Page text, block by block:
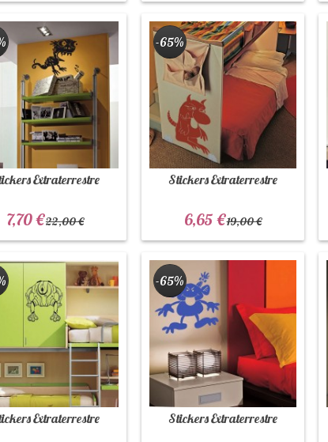
Extraterrestre
7,70 €22,00 €
Stickers Extraterrestre
-65%
6,65 €19,00 €
Extraterrestre Stickers Extraterrestre
-65%